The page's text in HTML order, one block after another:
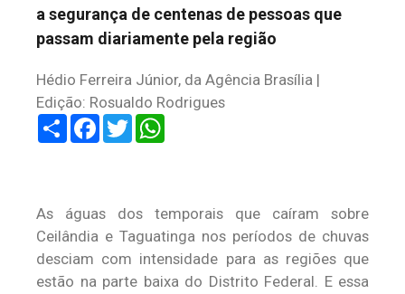
a segurança de centenas de pessoas que
passam diariamente pela região
Hédio Ferreira Júnior, da Agência Brasília |
Edição: Rosualdo Rodrigues
ShareFacebook
Twitter
As águas dos temporais que caíram sobre
Ceilândia e Taguatinga nos períodos de chuvas
desciam com intensidade para as regiões que
estão na parte baixa do Distrito Federal. E essa